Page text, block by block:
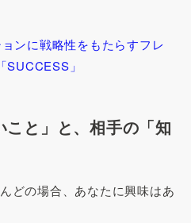
ンに戦略性をもたらすフレ
」
と」と、相手の「知
どの場合、あなたに興味はあ